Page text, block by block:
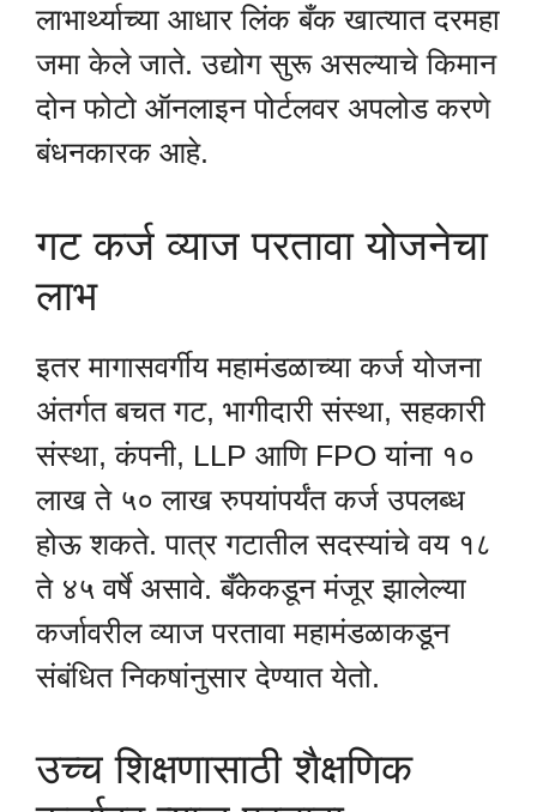
लाभार्थ्याच्या आधार लिंक बँक खात्यात दरमहा
जमा केले जाते. उद्योग सुरू असल्याचे किमान
दोन फोटो ऑनलाइन पोर्टलवर अपलोड करणे
बंधनकारक आहे.
गट कर्ज व्याज परतावा योजनेचा
लाभ
इतर मागासवर्गीय महामंडळाच्या कर्ज योजना
अंतर्गत बचत गट, भागीदारी संस्था, सहकारी
संस्था, कंपनी, LLP आणि FPO यांना १०
लाख ते ५० लाख रुपयांपर्यंत कर्ज उपलब्ध
होऊ शकते. पात्र गटातील सदस्यांचे वय १८
ते ४५ वर्षे असावे. बँकेकडून मंजूर झालेल्या
कर्जावरील व्याज परतावा महामंडळाकडून
संबंधित निकषांनुसार देण्यात येतो.
उच्च शिक्षणासाठी शैक्षणिक